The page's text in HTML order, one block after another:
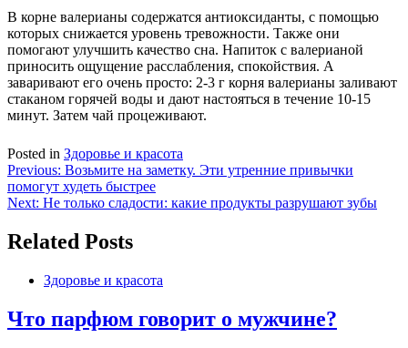
В корне валерианы содержатся антиоксиданты, с помощью
которых снижается уровень тревожности. Также они
помогают улучшить качество сна. Напиток с валерианой
приносить ощущение расслабления, спокойствия. А
заваривают его очень просто: 2-3 г корня валерианы заливают
стаканом горячей воды и дают настояться в течение 10-15
минут. Затем чай процеживают.
Posted in Здоровье и красота
Навигация
по
Previous: Возьмите на заметку. Эти утренние привычки
помогут худеть быстрее
Next: Не только сладости: какие продукты разрушают зубы
Related Posts
Здоровье и красота
Что парфюм говорит о мужчине?